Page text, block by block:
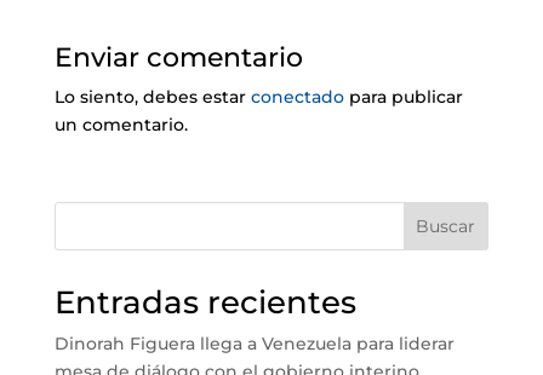
Enviar comentario
Lo siento, debes estar conectadopara publicar
un comentario.
Buscar
Entradas recientes
Dinorah Figuera llega a Venezuela para liderar